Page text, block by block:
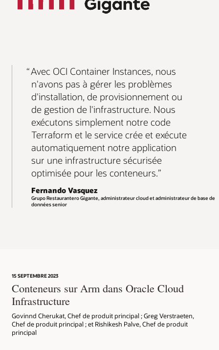
Avec OCI Container Instances, nous
n'avons pas à gérer les problèmes
d'installation, de provisionnement ou
de gestion de l'infrastructure. Nous
exécutons simplement notre code
Terraform et le service crée et exécute
automatiquement notre application
sur une infrastructure sécurisée
optimisée pour les conteneurs.
Fernando Vasquez
Grupo Restaurantero Gigante, administrateur cloud et administrateur de base de
données senior
15 SEPTEMBRE 2023
Conteneurs sur Arm dans Oracle Cloud
Infrastructure
Govinnd Cherukat, Chef de produit principal ; Greg Verstraeten,
Chef de produit principal ; et Rishikesh Palve, Chef de produit
principal